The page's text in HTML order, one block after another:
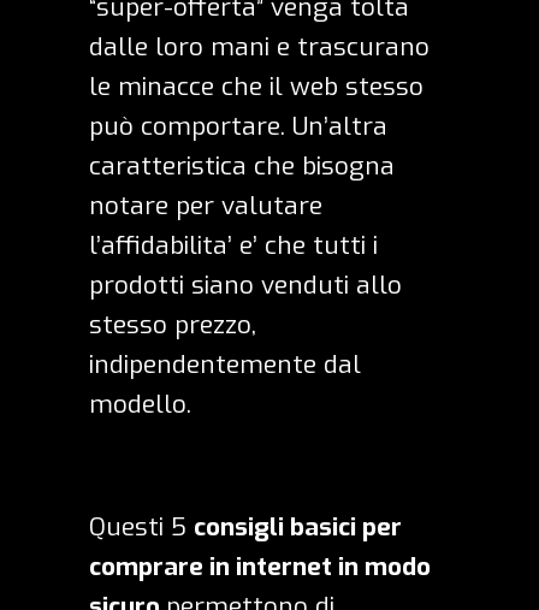
“super-offerta” venga tolta
dalle loro mani e trascurano
le minacce che il web stesso
può comportare. Un’altra
caratteristica che bisogna
notare per valutare
l’affidabilita’ e’ che tutti i
prodotti siano venduti allo
stesso prezzo,
indipendentemente dal
modello.
Questi 5 consigli basici per
comprare in internet in modo